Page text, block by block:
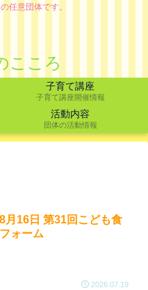
任意団体です。
こころ
子育て講座
子育て講座開催情報
活動内容
団体の活動情報
月16日 第31回こども食
ォーム
2026.07.19